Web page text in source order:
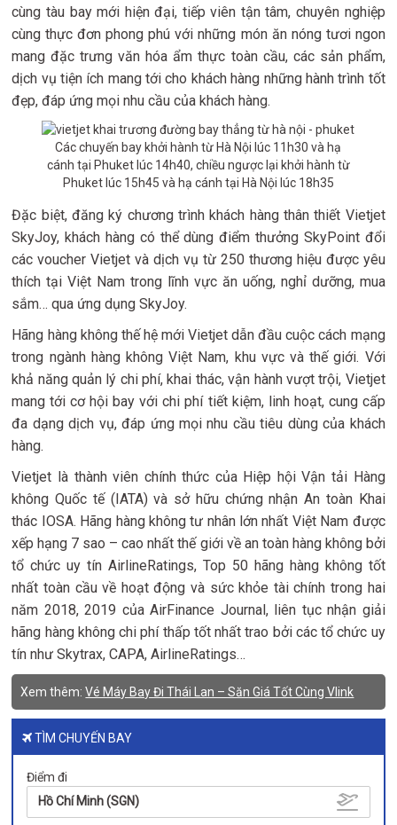
cùng tàu bay mới hiện đại, tiếp viên tận tâm, chuyên nghiệp
cùng thực đơn phong phú với những món ăn nóng tươi ngon
mang đặc trưng văn hóa ẩm thực toàn cầu, các sản phẩm,
dịch vụ tiện ích mang tới cho khách hàng những hành trình tốt
đẹp, đáp ứng mọi nhu cầu của khách hàng.
Các chuyến bay khởi hành từ Hà Nội lúc 11h30 và hạ
cánh tại Phuket lúc 14h40, chiều ngược lại khởi hành từ
Phuket lúc 15h45 và hạ cánh tại Hà Nội lúc 18h35
Đặc biệt, đăng ký chương trình khách hàng thân thiết Vietjet
SkyJoy, khách hàng có thể dùng điểm thưởng SkyPoint đổi
các voucher Vietjet và dịch vụ từ 250 thương hiệu được yêu
thích tại Việt Nam trong lĩnh vực ăn uống, nghỉ dưỡng, mua
sắm… qua ứng dụng SkyJoy.
Hãng hàng không thế hệ mới Vietjet dẫn đầu cuộc cách mạng
trong ngành hàng không Việt Nam, khu vực và thế giới. Với
khả năng quản lý chi phí, khai thác, vận hành vượt trội, Vietjet
mang tới cơ hội bay với chi phí tiết kiệm, linh hoạt, cung cấp
đa dạng dịch vụ, đáp ứng mọi nhu cầu tiêu dùng của khách
hàng.
Vietjet là thành viên chính thức của Hiệp hội Vận tải Hàng
không Quốc tế (IATA) và sở hữu chứng nhận An toàn Khai
thác IOSA. Hãng hàng không tư nhân lớn nhất Việt Nam được
xếp hạng 7 sao – cao nhất thế giới về an toàn hàng không bởi
tổ chức uy tín AirlineRatings, Top 50 hãng hàng không tốt
nhất toàn cầu về hoạt động và sức khỏe tài chính trong hai
năm 2018, 2019 của AirFinance Journal, liên tục nhận giải
hãng hàng không chi phí thấp tốt nhất trao bởi các tổ chức uy
tín như Skytrax, CAPA, AirlineRatings…
Xem thêm:Vé Máy Bay Đi Thái Lan – Săn Giá Tốt Cùng Vlink
TÌM CHUYẾN BAY
Điểm đi
Hồ Chí Minh (SGN)